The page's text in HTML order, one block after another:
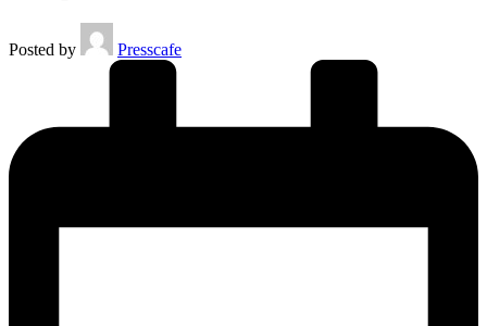
Posted by Presscafe